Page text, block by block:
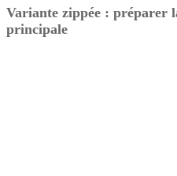
Variante zippée : préparer
principale